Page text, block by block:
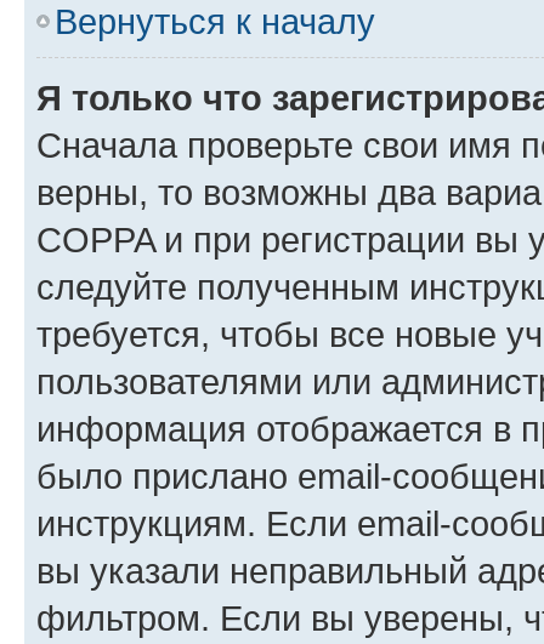
Вернуться к началу
Я только что
Сначала проверьте свои имя
верны, то возможны два
COPPA и при регистрации вы
следуйте полученным
требуется, чтобы все новые
пользователями или
информация отображается в
было прислано email-
инструкциям. Если email-
вы указали неправильный
фильтром. Если вы уверены,